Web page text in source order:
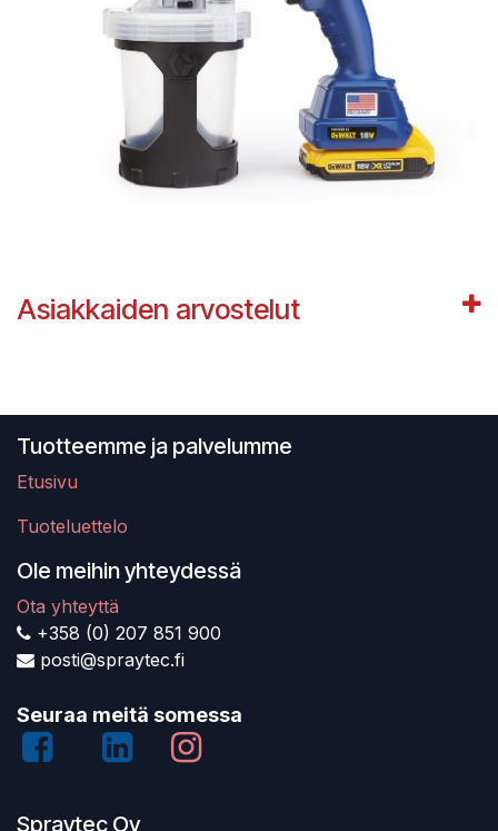
Asiakkaiden arvostelut
Tuotteemme ja palvelumme
Etusivu
Tuoteluettelo
Ole meihin yhteydessä
Ota yhteyttä
+358 (0) 207 851 900
posti@spraytec.fi
Seuraa meitä somessa
Spraytec Oy